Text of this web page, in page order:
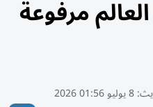
مرفوعة
8 يوليو 01:56 2026